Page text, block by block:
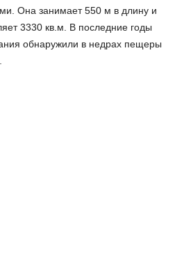
Она занимает 550 м в длину и
3330 кв.м. В последние годы
обнаружили в недрах пещеры